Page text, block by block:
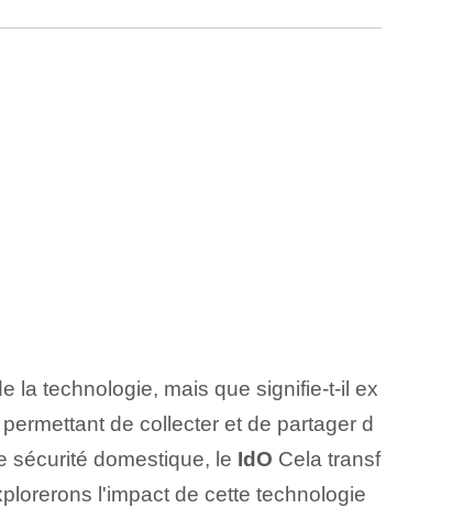
la technologie, mais que signifie-t-il ex
de collecter et de partager d
sécurité domestique, le IdO Cela transf
l'impact de cette technologie